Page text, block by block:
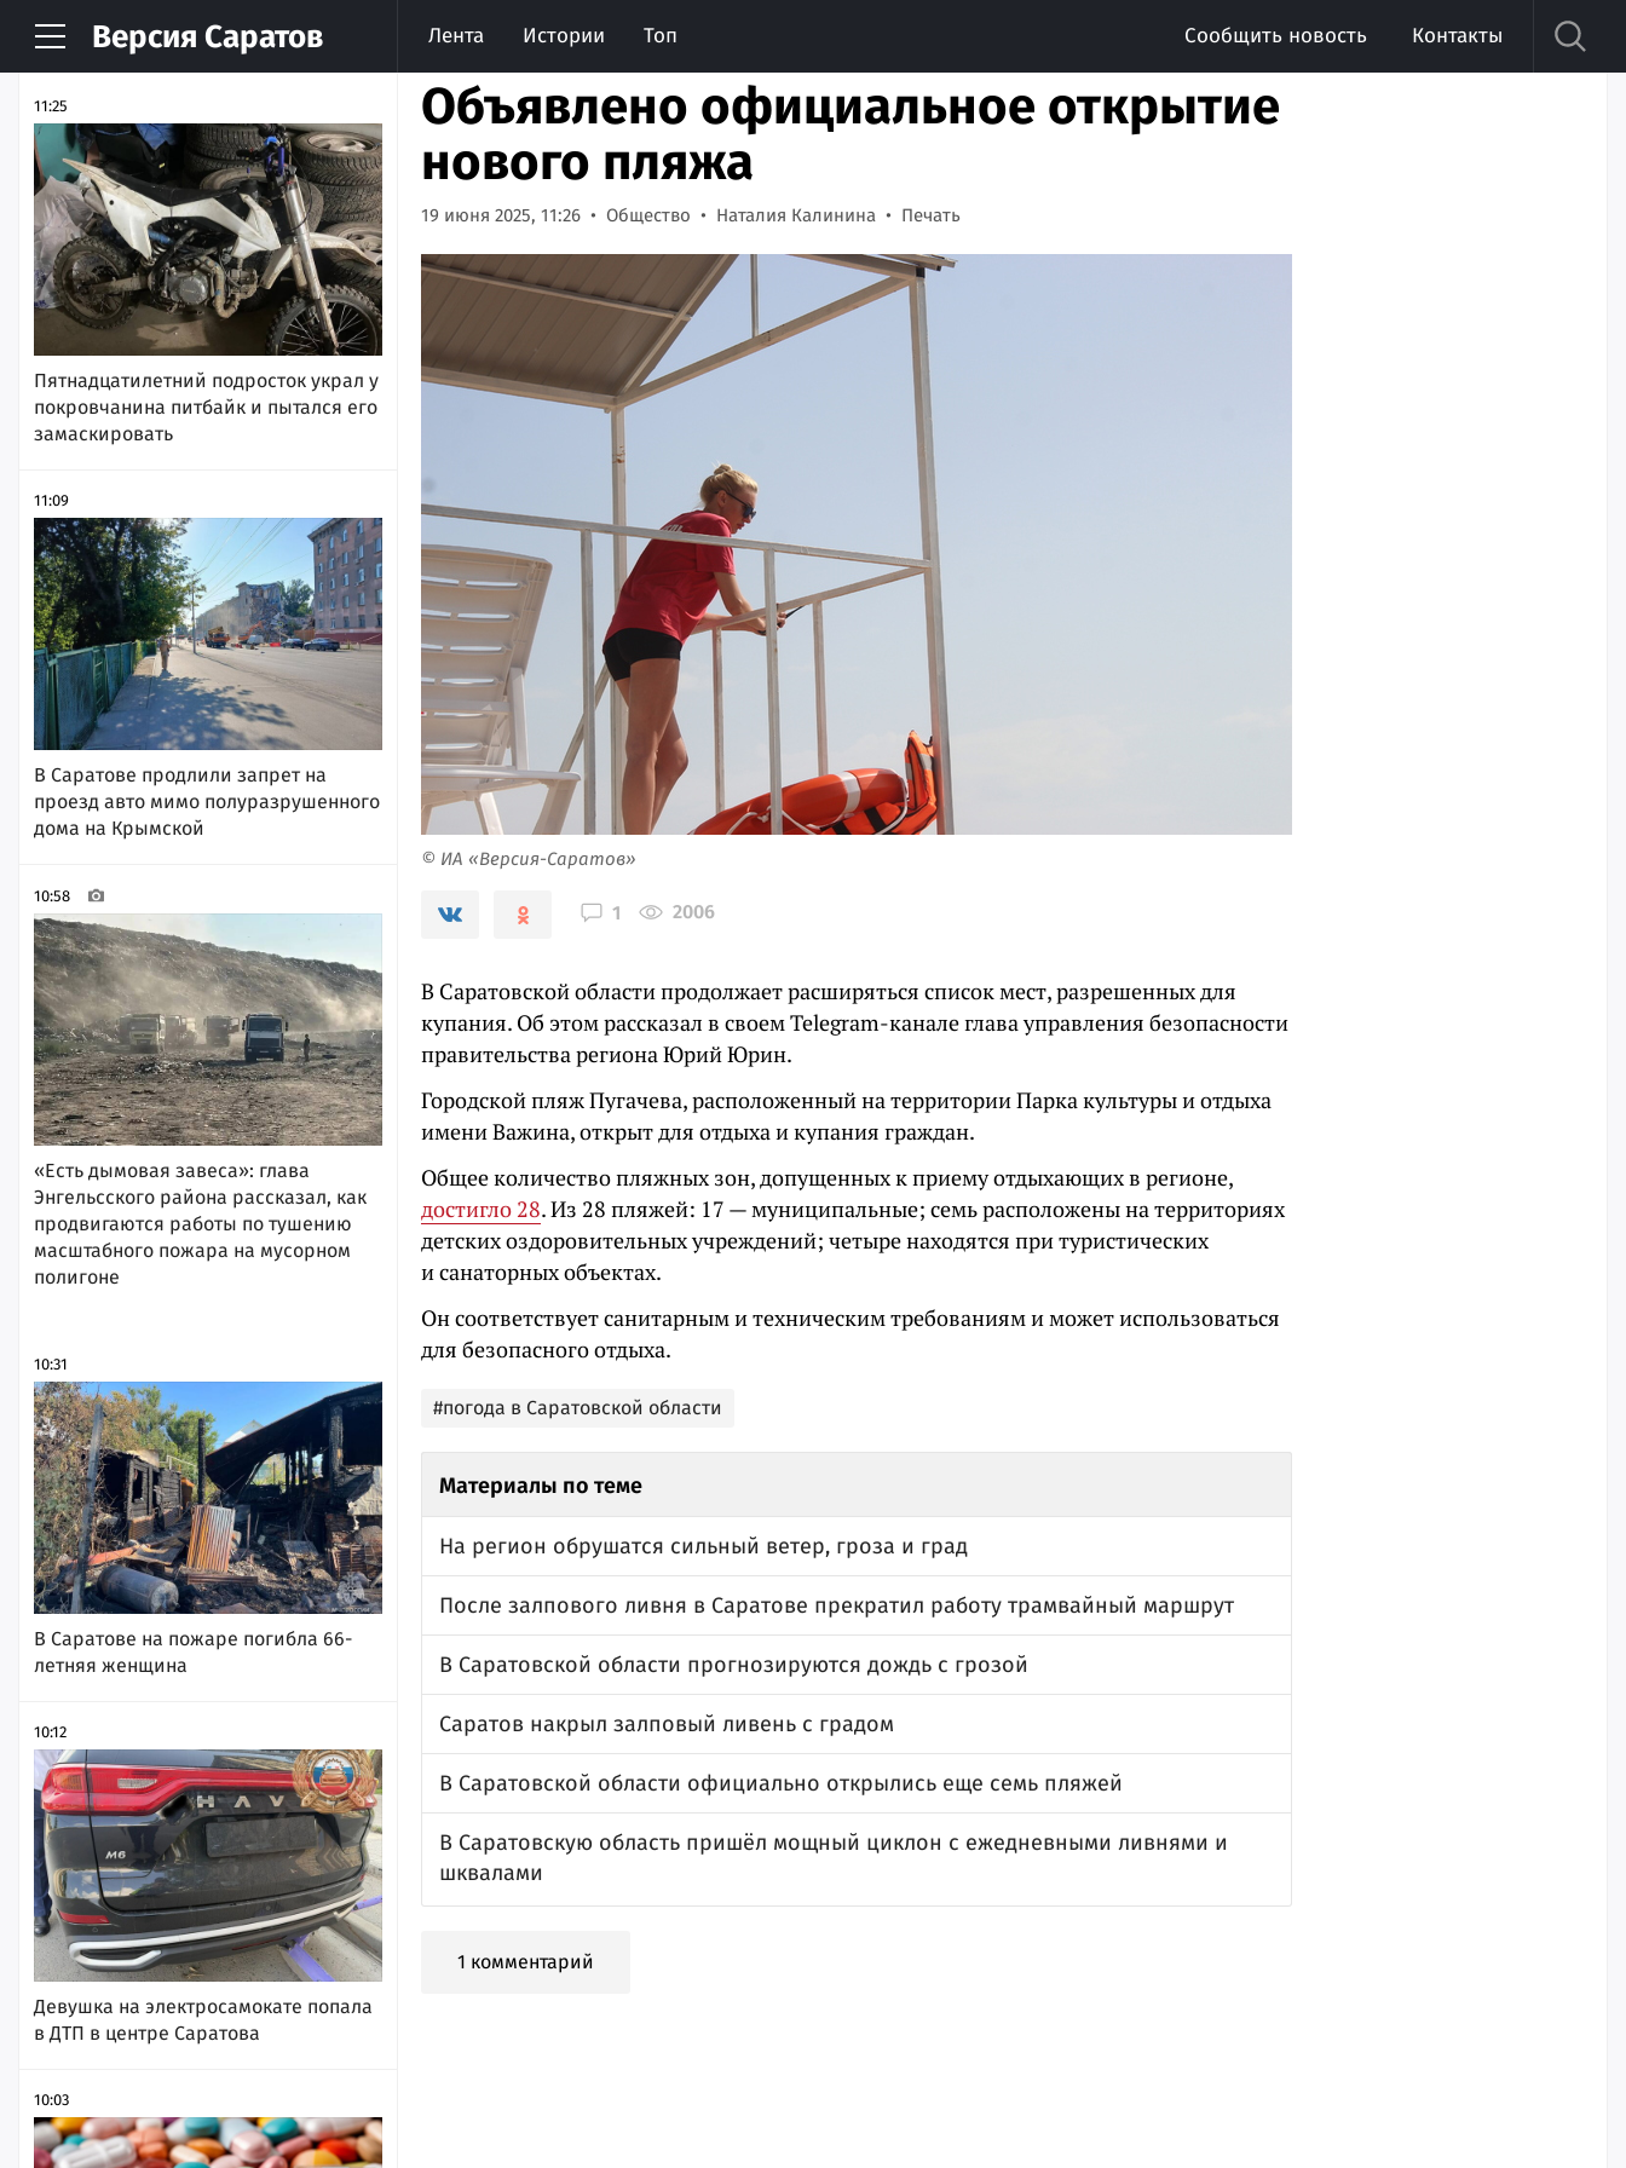
Версия Саратов Лента Истории Топ Сообщить новость Контакты
НОВОСТИ АРХИВ
11:25
Пятнадцатилетний подросток украл у
покровчанина питбайк и пытался его
замаскировать
11:09
В Саратове продлили запрет на
проезд авто мимо полуразрушенного
дома на Крымской
10:58
«Есть дымовая завеса»: глава
Энгельсского района рассказал, как
продвигаются работы по тушению
масштабного пожара на мусорном
полигоне
10:31
В Саратове на пожаре погибла 66-
летняя женщина
10:12
Девушка на электросамокате попала
в ДТП в центре Саратова
10:03
Объявлено официальное открытие
нового пляжа
19 июня 2025, 11:26 Общество Наталия Калинина Печать
© ИА «Версия-Саратов»
1 2006
В Саратовской области продолжает расширяться список мест, разрешенных для
купания. Об этом рассказал в своем Telegram-канале глава управления безопасности
правительства региона Юрий Юрин.
Городской пляж Пугачева, расположенный на территории Парка культуры и отдыха
имени Важина, открыт для отдыха и купания граждан.
Общее количество пляжных зон, допущенных к приему отдыхающих в регионе,
достигло 28. Из 28 пляжей: 17 — муниципальные; семь расположены на территориях
детских оздоровительных учреждений; четыре находятся при туристических
и санаторных объектах.
Он соответствует санитарным и техническим требованиям и может использоваться
для безопасного отдыха.
#погода в Саратовской области
Материалы по теме
На регион обрушатся сильный ветер, гроза и град
После залпового ливня в Саратове прекратил работу трамвайный маршрут
В Саратовской области прогнозируются дождь с грозой
Саратов накрыл залповый ливень с градом
В Саратовской области официально открылись еще семь пляжей
В Саратовскую область пришёл мощный циклон с ежедневными ливнями и
шквалами
1 комментарий